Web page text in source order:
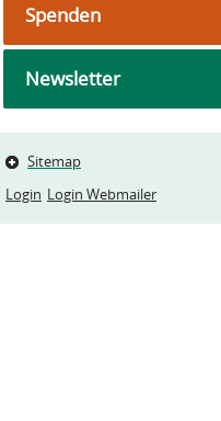
Spenden
Newsletter
Sitemap
Login Login Webmailer